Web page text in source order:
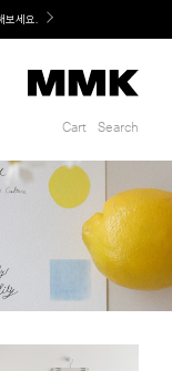
세요.
Cart Search